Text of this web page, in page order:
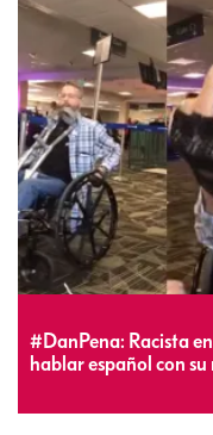
#DanPena: Racista
hablar español con su